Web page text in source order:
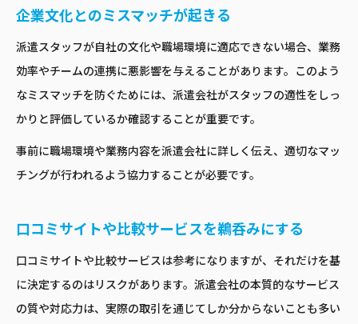
企業文化とのミスマッチが起きる
派遣スタッフが自社の文化や職場環境に適応できない場合、業務
効率やチームの連携に悪影響を与えることがあります。このよう
なミスマッチを防ぐためには、派遣会社がスタッフの適性をしっ
かりと評価しているか確認することが重要です。
事前に職場環境や業務内容を派遣会社に詳しく伝え、適切なマッ
チングが行われるよう協力することが必要です。
口コミサイトや比較サービスを鵜呑みにする
口コミサイトや比較サービスは参考になりますが、それだけを基
に決定するのはリスクがあります。派遣会社の本質的なサービス
の質や対応力は、実際の取引を通じてしか分からないことも多い